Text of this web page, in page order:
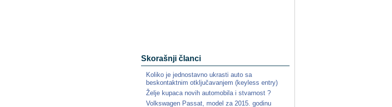
Skorašnji članci
Koliko je jednostavno ukrasti auto sa
beskontaktnim otključavanjem (keyless entry)
Želje kupaca novih automobila i stvarnost ?
Volkswagen Passat, model za 2015. godinu